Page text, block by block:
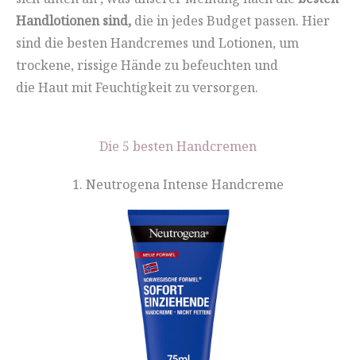
Handlotionen sind, die in jedes Budget passen. Hier
sind die besten Handcremes und Lotionen, um
trockene, rissige Hände zu befeuchten und
die Haut mit Feuchtigkeit zu versorgen.
Die 5 besten Handcremen
1. Neutrogena Intense Handcreme